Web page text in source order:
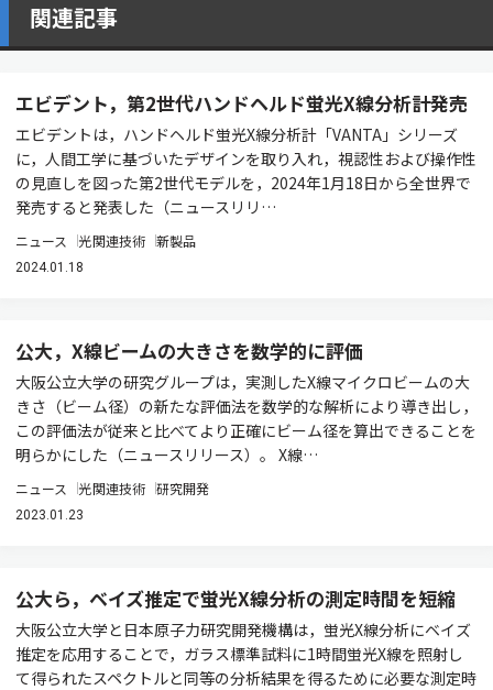
関連記事
エビデント，第2世代ハンドヘルド蛍光X線分析計発売
エビデントは，ハンドヘルド蛍光X線分析計「VANTA」シリーズ
に，人間工学に基づいたデザインを取り入れ，視認性および操作性
の見直しを図った第2世代モデルを，2024年1月18日から全世界で
発売すると発表した（ニュースリリ…
ニュース 光関連技術 新製品
2024.01.18
公大，X線ビームの大きさを数学的に評価
大阪公立大学の研究グループは，実測したX線マイクロビームの大
きさ（ビーム径）の新たな評価法を数学的な解析により導き出し，
この評価法が従来と比べてより正確にビーム径を算出できることを
明らかにした（ニュースリリース）。 X線…
ニュース 光関連技術 研究開発
2023.01.23
公大ら，ベイズ推定で蛍光X線分析の測定時間を短縮
大阪公立大学と日本原子力研究開発機構は，蛍光X線分析にベイズ
推定を応用することで，ガラス標準試料に1時間蛍光X線を照射し
て得られたスペクトルと同等の分析結果を得るために必要な測定時